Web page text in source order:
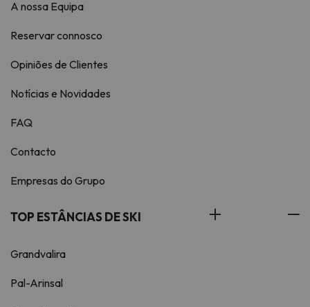
A nossa Equipa
Reservar connosco
Opiniões de Clientes
Notícias e Novidades
FAQ
Contacto
Empresas do Grupo
TOP ESTÂNCIAS DE SKI
Grandvalira
Pal-Arinsal